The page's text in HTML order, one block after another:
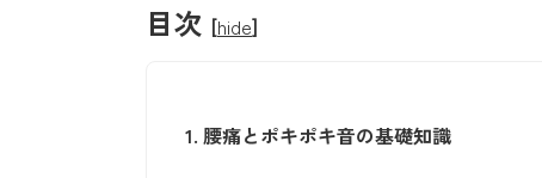
目次 [hide]
1. 腰痛とポキポキ音の基礎知識